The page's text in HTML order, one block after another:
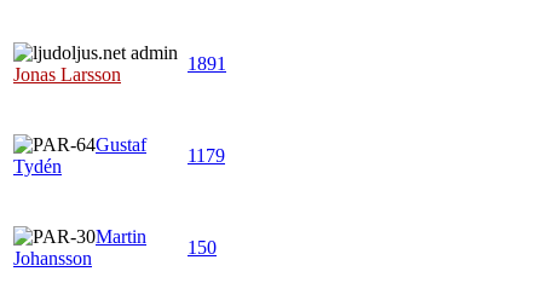
Jonas Larsson
1891
Gustaf
Tydén
1179
Martin
Johansson
150